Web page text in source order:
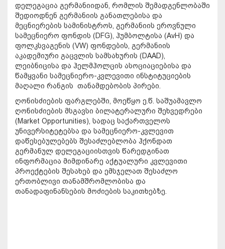
დელეგაცია გერმანიიდან, რომლის შემადგენლობაში
შედიოდნენ გერმანიის განათლებისა და
მეცნიერების სამინისტროს, გერმანიის ეროვნული
სამეცნიერო ფონდის (DFG), ჰუმბოლტისა (AvH) და
ფოლკსვაგენის (VW) ფონდების, გერმანიის
აკადემიური გაცვლის სამსახურის (DAAD),
ლეიბნიცისა და ჰელმჰოლცის ასოციაციებისა და
წამყვანი სამეცნიერო-კვლევითი ინსტიტუციების
მაღალი რანგის თანამდებობის პირები.
ღონისძიების ფარგლებში, მოეწყო ე.წ. საშუამავლო
ღონისძიების მსგავსი ბილატერალური შეხვედრები
(Market Opportunities), სადაც საქართველოს
უნივერსიტეტებსა და სამეცნიერო-კვლევით
დაწესებულებებს შესაძლებლობა ჰქონდათ
გერმანულ დელეგაციისთვის წარედგინათ
ინფორმაცია მიმდინარე აქტუალური კვლევითი
პროექტების შესახებ და ემსჯელათ შესაძლო
ერთობლივი თანამშრომლობისა და
თანადაფინანსების მოძიების საკითხებზე.